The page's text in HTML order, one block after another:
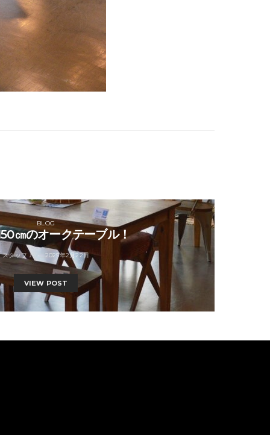
BLOG
㎝のオークテーブル！
スタッフＪ 2025年2月22日
VIEW POST